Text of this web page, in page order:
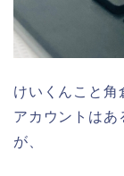
けいくんこと角
アカウントはあ
が、